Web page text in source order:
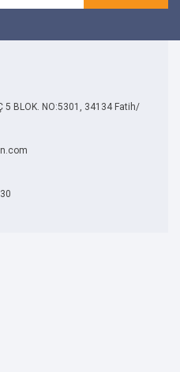
5 BLOK. NO:5301, 34134 Fatih/